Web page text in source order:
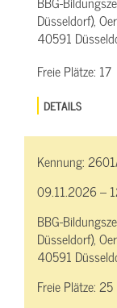
Düsseldorf),
40591
Freie Plätze: 17
DETAILS
Kennung:
09.11.2026 –
BBG-
Düsseldorf),
40591
Freie Plätze:25